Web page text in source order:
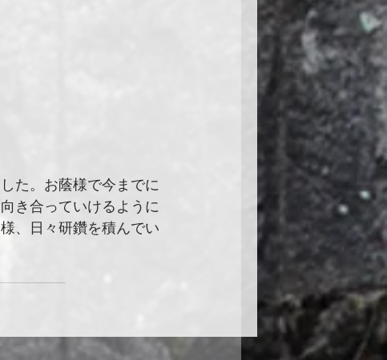
た。お蔭様で今までに
き合っていけるように
、日々研鑽を積んでい